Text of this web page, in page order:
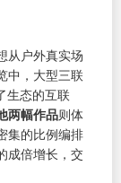
从户外真实场
中，大型三联
生态的互联
两幅作品则体
集的比例编排
成倍增长，交